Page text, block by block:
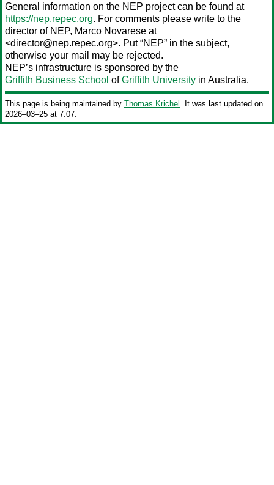
General information on the NEP project can be found at
https://nep.repec.org. For comments please write to the
director of NEP, Marco Novarese at
<director@nep.repec.org>. Put “NEP” in the subject,
otherwise your mail may be rejected.
NEP’s infrastructure is sponsored by the
Griffith Business School ofGriffith University in Australia.
This page is being maintained by Thomas Krichel . It was last updated on
2026‒03‒25 at 7:07.